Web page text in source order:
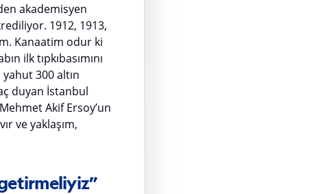
akademisyen
1912, 1913,
Kanaatim odur ki
ilk tıpkıbasımını
300 altın
duyan İstanbul
Akif Ersoy’un
ve yaklaşım,